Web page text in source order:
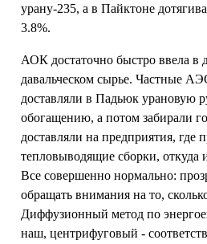
урану-235, а в Пайктоне
3.8%.
АОК достаточно быстро ввела в
давальческом сырье. Частные
доставляли в Падьюк урановую
обогащению, а потом забирали
доставляли на предприятия, где
тепловыводящие сборки, откуда
Все совершенно нормально:
обращать внимания на то,
Диффузионный метод по
наш, центрифуговый -